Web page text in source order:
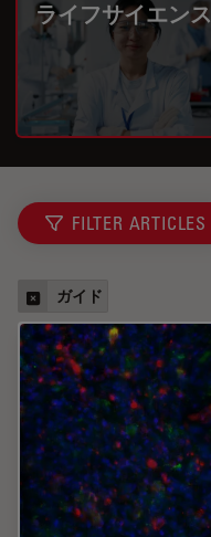
ライフサイエンス
FILTER ARTICLES
ガイド